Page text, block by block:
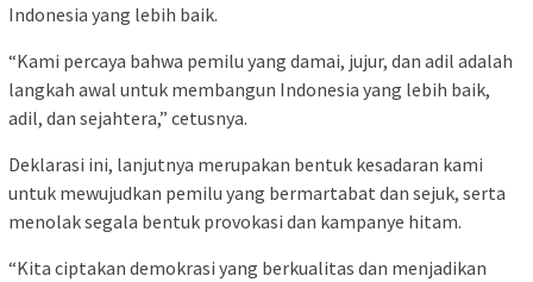
Indonesia yang lebih baik.
“Kami percaya bahwa pemilu yang damai, jujur, dan adil adalah
langkah awal untuk membangun Indonesia yang lebih baik,
adil, dan sejahtera,” cetusnya.
Deklarasi ini, lanjutnya merupakan bentuk kesadaran kami
untuk mewujudkan pemilu yang bermartabat dan sejuk, serta
menolak segala bentuk provokasi dan kampanye hitam.
“Kita ciptakan demokrasi yang berkualitas dan menjadikan